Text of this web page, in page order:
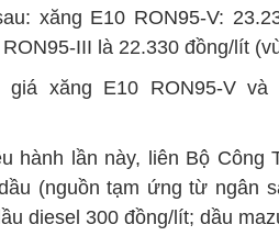
xăng E10 RON95-V:
III là 22.330 đồng/lít
giá xăng E10 RON95-V
hành lần này, liên Bộ
(nguồn tạm ứng từ ngân
diesel 300 đồng/lít; dầu